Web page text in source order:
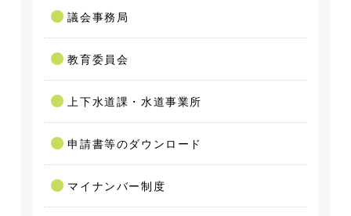
議会事務局
教育委員会
上下水道課・水道事業所
申請書等のダウンロード
マイナンバー制度